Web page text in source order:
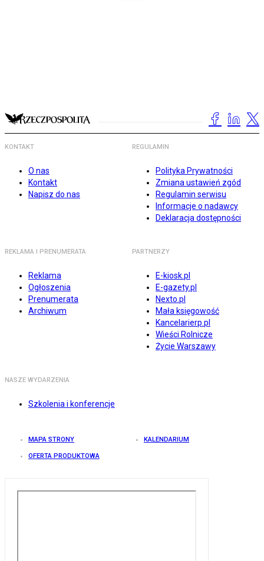
KONTAKT
O nas
Kontakt
Napisz do nas
REGULAMIN
Polityka Prywatności
Zmiana ustawień zgód
Regulamin serwisu
Informacje o nadawcy
Deklaracja dostępności
REKLAMA I PRENUMERATA
Reklama
Ogłoszenia
Prenumerata
Archiwum
PARTNERZY
E-kiosk.pl
E-gazety.pl
Nexto.pl
Mała księgowość
Kancelarierp.pl
Wieści Rolnicze
Życie Warszawy
NASZE WYDARZENIA
Szkolenia i konferencje
MAPA STRONY KALENDARIUM
OFERTA PRODUKTOWA